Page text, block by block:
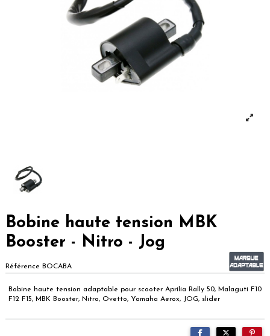
Bobine haute tension MBK
Booster - Nitro - Jog
Référence BOCABA
Bobine haute tension adaptable pour scooter Aprilia Rally 50, Malaguti F10
F12 F15, MBK Booster, Nitro, Ovetto, Yamaha Aerox, JOG, slider